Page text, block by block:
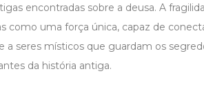
encontradas sobre a deusa. A
como uma força única, capaz de
a seres místicos que guardam os
da história antiga.